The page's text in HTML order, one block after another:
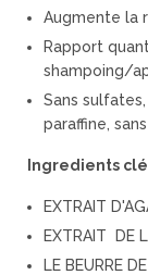
Augmente la
Rapport
shampoing/
Sans
paraffine,
Ingredients clé
EXTRAIT
EXTRAIT DE
LE BEURRE